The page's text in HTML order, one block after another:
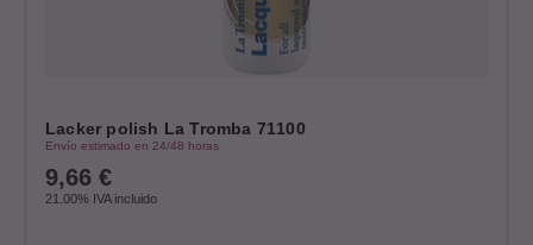
Lacker polish La Tromba 71100
Envío estimado en 24/48 horas
9,66 €
21.00% IVA incluido